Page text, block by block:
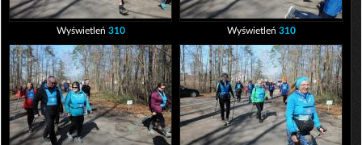
Wyświetleń 310 Wyświetleń 310